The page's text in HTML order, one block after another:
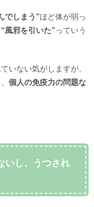
でしまう”ほど体が弱っ
“風邪を引いた”っていう
いない気がしますが、
個人の免疫力の問題な
いし、うつされ